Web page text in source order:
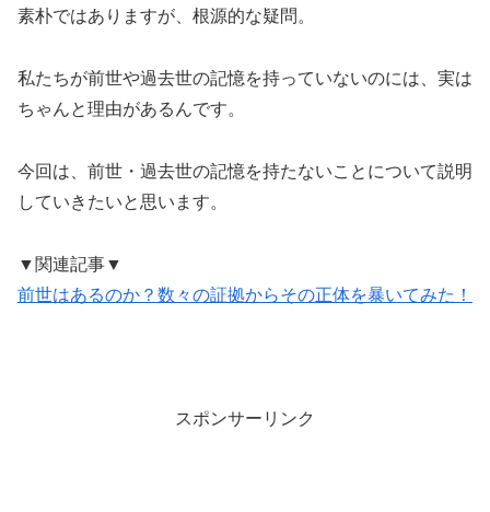
素朴ではありますが、根源的な疑問。
私たちが前世や過去世の記憶を持っていないのには、実は
ちゃんと理由があるんです。
今回は、前世・過去世の記憶を持たないことについて説明
していきたいと思います。
▼関連記事▼
前世はあるのか？数々の証拠からその正体を暴いてみた！
スポンサーリンク